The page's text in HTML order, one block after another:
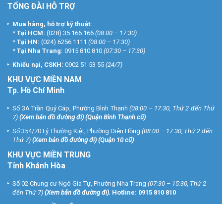
TỔNG ĐÀI HỖ TRỢ
Mua hàng, hỗ trợ kỹ thuật:
* Tại HCM: (028) 35 166 166 (08:00 – 17:30)
* Tại HN: (024) 6256 1111 (08:00 – 17:30)
* Tại Nha Trang: 0915 810 810 (07:30 – 17:30)
Khiếu nại, CSKH: 0902 51 53 55 (24/7)
KHU VỰC MIỀN NAM
Tp. Hồ Chí Minh
Số 3A Trần Quý Cáp, Phường Bình Thạnh (08:00 – 17:30, Thứ 2 đến Thứ
7) (Xem bản đồ đường đi) (Quận Bình Thạnh cũ)
Số 354/70 Lý Thường Kiệt, Phường Diên Hồng (08:00 – 17:30, Thứ 2 đến
Thứ 7) (Xem bản đồ đường đi) (Quận 10 cũ)
KHU VỰC MIỀN TRUNG
Tỉnh Khánh Hòa
Số 02 Chung cư Ngô Gia Tự, Phường Nha Trang (07:30 – 15:30, Thứ 2
đến Thứ 7) (Xem bản đồ đường đi). Hotline: 0915 810 810